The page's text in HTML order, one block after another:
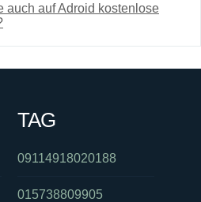
auch auf Adroid kostenlose
TAG
09114918020188
015738809905